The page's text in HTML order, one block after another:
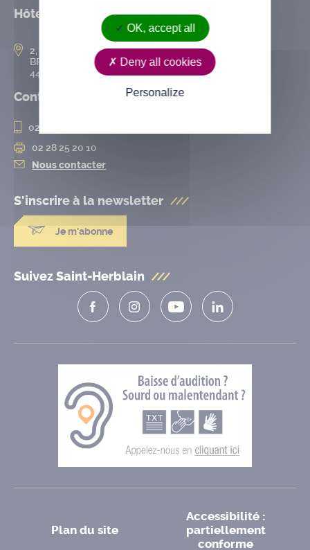
Hôtel de ville
2, rue de l’Hôtel-de-Ville
BP 50167
44802 Saint-Herblain cedex
Contact
02 28 25 20 00
02 28 25 20 10
Nous contacter
S'inscrire à la newsletter
Je m'abonne
Suivez Saint-Herblain
Plan du site
Accessibilité :
partiellement
conforme
OK, accept all
Deny all cookies
Personalize